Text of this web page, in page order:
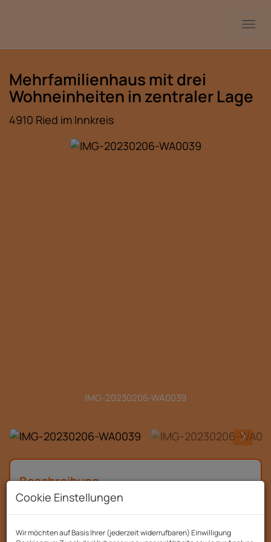
Mehrfamilienhaus mit drei
Wohneinheiten in zentraler Lage
4910 Ried im Innkreis
IMG-20230206-WA0039
Beschreibung
Mehrfamilienhaus mit drei Wohneinheiten
in zentraler Lage von Ried im Innkreis
Cookie Einstellungen
Wir möchten auf Basis Ihrer (jederzeit widerrufbaren) Einwilligung